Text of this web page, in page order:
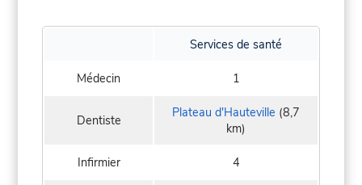
Services de santé
Médecin 1
Dentiste Plateau d'Hauteville (8,7
km)
Infirmier 4